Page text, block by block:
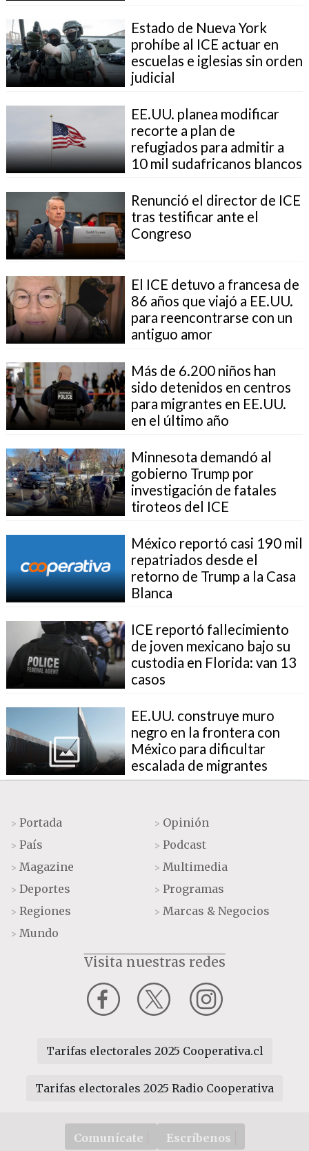
Estado de Nueva York
prohíbe al ICE actuar en
escuelas e iglesias sin orden
judicial
EE.UU. planea modificar
recorte a plan de
refugiados para admitir a
10 mil sudafricanos blancos
Renunció el director de ICE
tras testificar ante el
Congreso
El ICE detuvo a francesa de
86 años que viajó a EE.UU.
para reencontrarse con un
antiguo amor
Más de 6.200 niños han
sido detenidos en centros
para migrantes en EE.UU.
en el último año
Minnesota demandó al
gobierno Trump por
investigación de fatales
tiroteos del ICE
México reportó casi 190 mil
repatriados desde el
retorno de Trump a la Casa
Blanca
ICE reportó fallecimiento
de joven mexicano bajo su
custodia en Florida: van 13
casos
EE.UU. construye muro
negro en la frontera con
México para dificultar
escalada de migrantes
> Portada
> País
> Magazine
> Deportes
> Regiones
> Mundo
> Opinión
> Podcast
> Multimedia
> Programas
> Marcas & Negocios
Visita nuestras redes
Tarifas electorales 2025 Cooperativa.cl
Tarifas electorales 2025 Radio Cooperativa
Comunícate Escríbenos